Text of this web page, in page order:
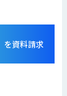
を資料請求